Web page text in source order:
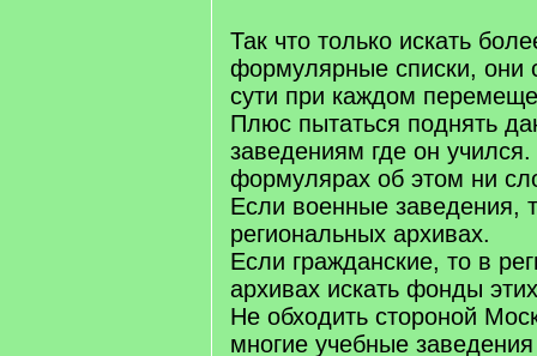
Так что только искать
формулярные списки, они
сути при каждом
Плюс пытаться поднять
заведениям где он
формулярах об этом ни
Если военные заведения,
региональных архивах.
Если гражданские, то в
архивах искать фонды
Не обходить стороной
многие учебные